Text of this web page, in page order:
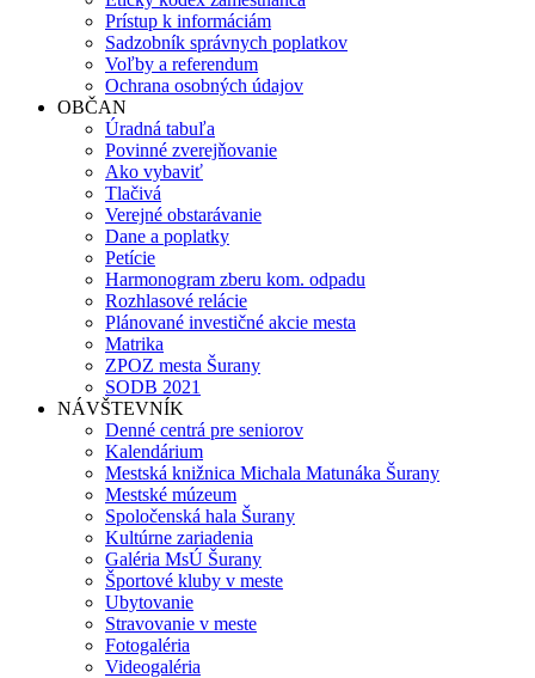
Prístup k informáciám
Sadzobník správnych poplatkov
Voľby a referendum
Ochrana osobných údajov
OBČAN
Úradná tabuľa
Povinné zverejňovanie
Ako vybaviť
Tlačivá
Verejné obstarávanie
Dane a poplatky
Petície
Harmonogram zberu kom. odpadu
Rozhlasové relácie
Plánované investičné akcie mesta
Matrika
ZPOZ mesta Šurany
SODB 2021
NÁVŠTEVNÍK
Denné centrá pre seniorov
Kalendárium
Mestská knižnica Michala Matunáka Šurany
Mestské múzeum
Spoločenská hala Šurany
Kultúrne zariadenia
Galéria MsÚ Šurany
Športové kluby v meste
Ubytovanie
Stravovanie v meste
Fotogaléria
Videogaléria